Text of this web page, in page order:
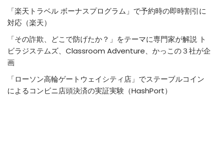
「楽天トラベル ボーナスプログラム」で予約時の即時割引に
対応（楽天）
「その詐欺、どこで防げたか？」をテーマに専門家が解説 ト
ビラジステムズ、Classroom Adventure、かっこの３社が企
画
「ローソン高輪ゲートウェイシティ店」でステーブルコイン
によるコンビニ店頭決済の実証実験（HashPort）